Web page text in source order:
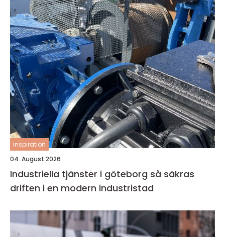
inspiration
04. August 2026
Industriella tjänster i göteborg så säkras
driften i en modern industristad